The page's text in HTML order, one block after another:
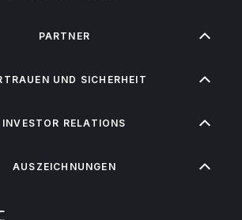
PARTNER
UND SICHERHEIT
INVESTOR RELATIONS
AUSZEICHNUNGEN